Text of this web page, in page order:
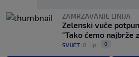
ZAMRZAVANJE LINIJA
Zelenski vuče
"Tako ćemo najbrže
SVIJET 8. lip. 0